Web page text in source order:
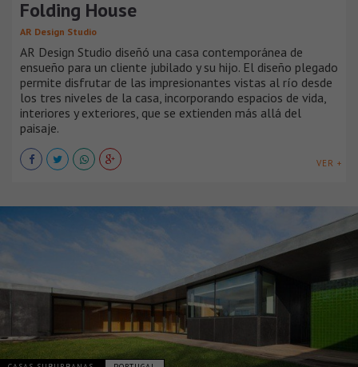
Folding House
AR Design Studio
AR Design Studio diseñó una casa contemporánea de
ensueño para un cliente jubilado y su hijo. El diseño plegado
permite disfrutar de las impresionantes vistas al río desde
los tres niveles de la casa, incorporando espacios de vida,
interiores y exteriores, que se extienden más allá del
paisaje.
VER +